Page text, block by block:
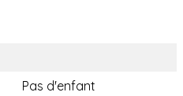
Pas d'enfant